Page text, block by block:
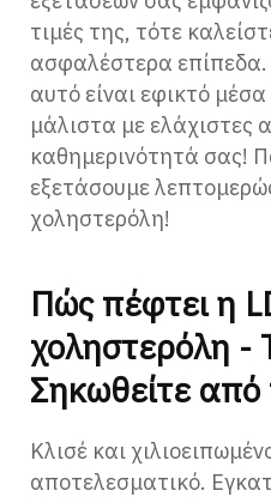
τιμές της, τότε
ασφαλέστερα επίπεδα.
αυτό είναι εφικτό
μάλιστα με ελάχιστες
καθημερινότητά σας!
εξετάσουμε
χοληστερόλη!
Πώς πέφτει η
χοληστερόλη -
Σηκωθείτε
Κλισέ και
αποτελεσματικό.